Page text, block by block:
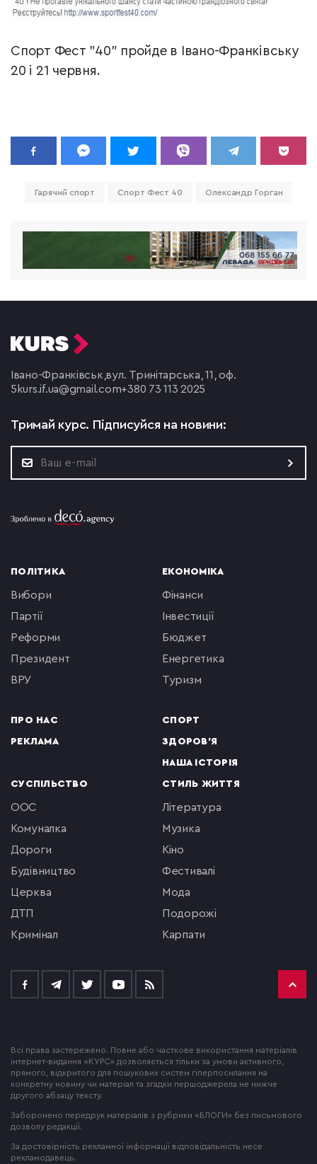
Спорт Фест "40" пройде в Івано-Франківську
20 і 21 червня.
Гарячий спорт Спорт Фест 40 Олександр Горган
Івано-Франківськ,вул. Тринітарська, 11, оф.
5 kurs.if.ua@gmail.com+380 73 113 2025
Тримай курс. Підписуйся на новини:
ПОЛІТИКА
вибори
партії
реформи
президент
ВРУ
ПРО НАС
РЕКЛАМА
ЕКОНОМІКА
фінанси
інвестиції
бюджет
енергетика
туризм
СПОРТ
ЗДОРОВ'Я
НАША ІСТОРІЯ
СУСПІЛЬСТВО
ООС
комуналка
Дороги
будівництво
церква
ДТП
кримінал
СТИЛЬ ЖИТТЯ
література
музика
кіно
фестивалі
мода
подорожі
Карпати
Всі права застережено. Повне або часткове використання матеріалів
інтернет-видання «КУРС» дозволяється тільки за умови активного,
прямого, відкритого для пошукових систем гіперпосилання на
конкретну новину чи матеріал та згадки першоджерела не нижче
другого абзацу тексту.
Заборонено передрук матеріалів з рубрики «БЛОГИ» без письмового
дозволу редакції.
За достовірність рекламної інформації відповідальність несе
рекламодавець.